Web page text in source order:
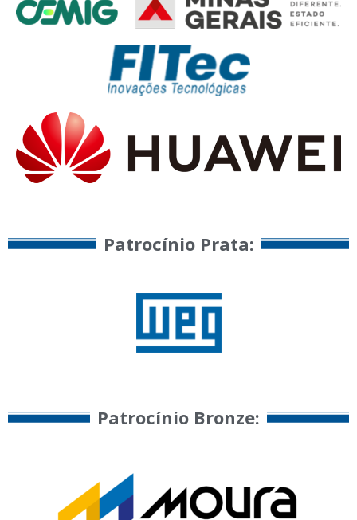
Patrocínio Prata:​
Patrocínio Bronze:​